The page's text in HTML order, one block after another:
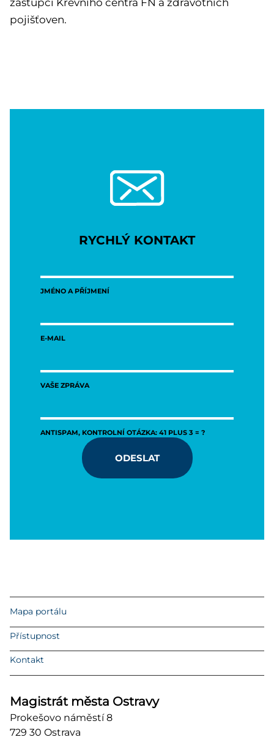
zástupci Krevního centra FN a zdravotních
pojišťoven.
RYCHLÝ KONTAKT
JMÉNO A PŘÍJMENÍ
E-MAIL
VAŠE ZPRÁVA
ANTISPAM, KONTROLNÍ OTÁZKA: 41 PLUS 3 = ?
ODESLAT
Mapa portálu
Přístupnost
Kontakt
Magistrát města Ostravy
Prokešovo náměstí 8
729 30 Ostrava